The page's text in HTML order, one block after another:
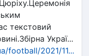
текстовий
Украї...
football/2021/11...